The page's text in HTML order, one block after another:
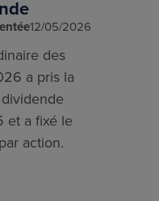
12/05/2026
des
a pris la
et a fixé le
action.